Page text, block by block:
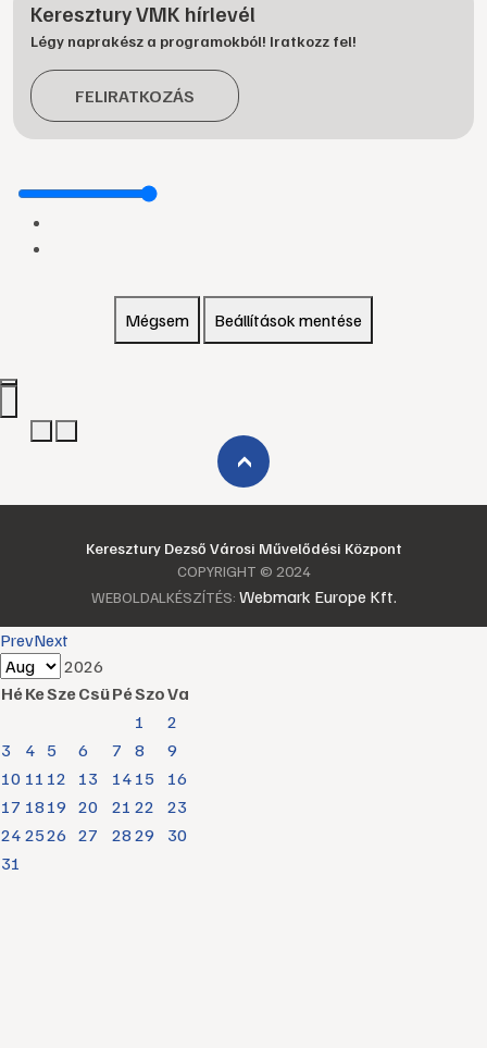
Keresztury VMK hírlevél
Légy naprakész a programokból! Iratkozz fel!
FELIRATKOZÁS
Mégsem Beállítások mentése
›
Keresztury Dezső Városi Művelődési Központ
COPYRIGHT © 2024
WEBOLDALKÉSZÍTÉS: Webmark Europe Kft.
PrevNext
2026
HéKeSzeCsüPéSzoVa
1
2
3
4 5 6 7 8
9
10 11 12 13 14 15
16
17 18 19 20 21 22
23
24 2526 27 28 29
30
31